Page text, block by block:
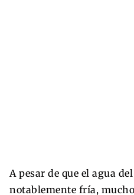
A pesar de que el agua
notablemente fría,